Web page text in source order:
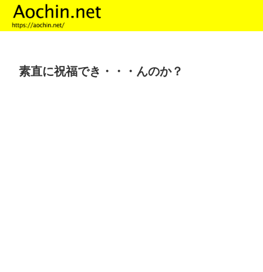
素直に祝福でき・・・んのか？